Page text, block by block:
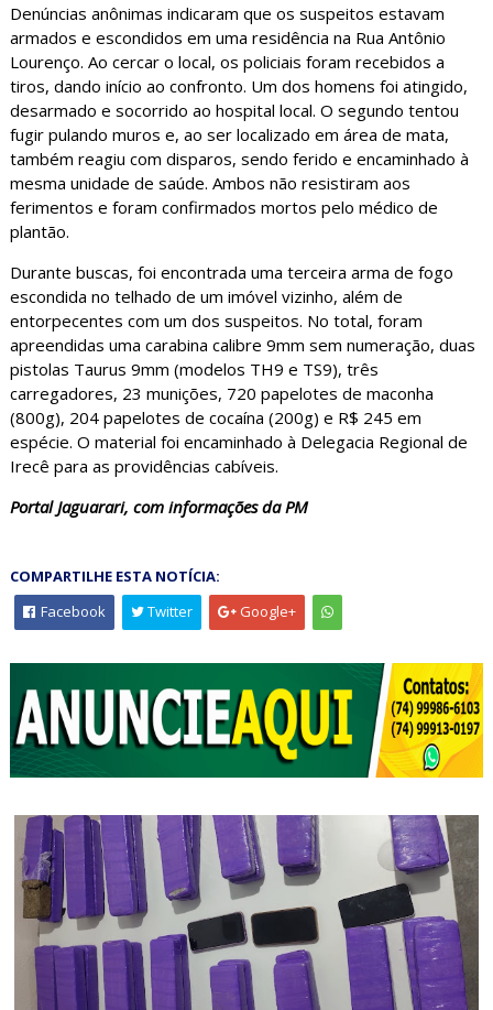
Denúncias anônimas indicaram que os suspeitos estavam
armados e escondidos em uma residência na Rua Antônio
Lourenço. Ao cercar o local, os policiais foram recebidos a
tiros, dando início ao confronto. Um dos homens foi atingido,
desarmado e socorrido ao hospital local. O segundo tentou
fugir pulando muros e, ao ser localizado em área de mata,
também reagiu com disparos, sendo ferido e encaminhado à
mesma unidade de saúde. Ambos não resistiram aos
ferimentos e foram confirmados mortos pelo médico de
plantão.
Durante buscas, foi encontrada uma terceira arma de fogo
escondida no telhado de um imóvel vizinho, além de
entorpecentes com um dos suspeitos. No total, foram
apreendidas uma carabina calibre 9mm sem numeração, duas
pistolas Taurus 9mm (modelos TH9 e TS9), três
carregadores, 23 munições, 720 papelotes de maconha
(800g), 204 papelotes de cocaína (200g) e R$ 245 em
espécie. O material foi encaminhado à Delegacia Regional de
Irecê para as providências cabíveis.
Portal Jaguarari, com informações da PM
COMPARTILHE ESTA NOTÍCIA:
Facebook
Twitter Google+